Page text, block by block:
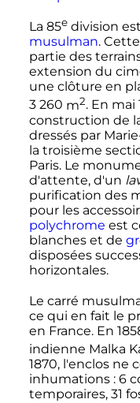
La 85e division
musulman.
partie des
extension du
une clôture en
3 260 m2. En
construction de
dressés par
la troisième
Paris. Le
d'attente, d'un
purification des
pour les
polychrome est
blanches et de
disposées
horizontales.
Le carré
ce qui en fait le
en France. En
indienne Malka
1870, l'enclos ne
inhumations : 6
temporaires, 31